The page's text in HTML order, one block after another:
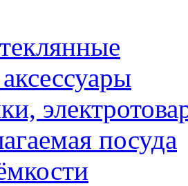
посуда